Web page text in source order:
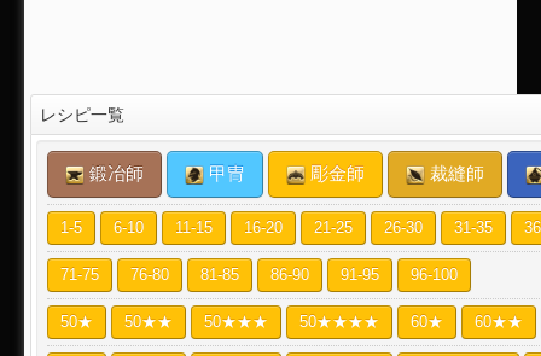
レシピ一覧
鍛冶師 甲冑 彫金師 裁縫師
1-5 6-10 11-15 16-20 21-25 26-30 31-35
71-75 76-80 81-85 86-90 91-95 96-100
50★ 50★★ 50★★★ 50★★★★ 60★ 60★★